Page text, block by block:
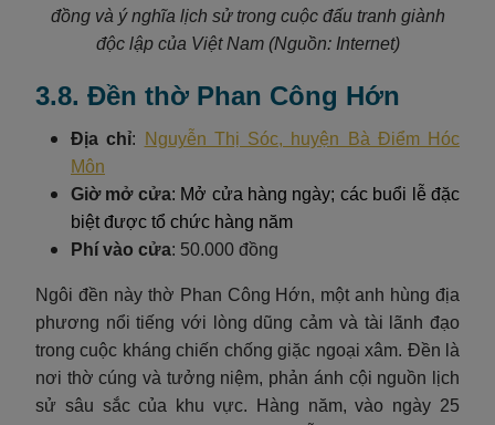
đồng và ý nghĩa lịch sử trong cuộc đấu tranh giành
độc lập của Việt Nam (Nguồn: Internet)
3.8. Đền thờ Phan Công Hớn
Địa chỉ:
Nguyễn Thị Sóc, huyện Bà Điểm Hóc
Môn
Giờ mở cửa: Mở cửa hàng ngày; các buổi lễ đặc
biệt được tổ chức hàng năm
Phí vào cửa: 50.000 đồng
Ngôi đền này thờ Phan Công Hớn, một anh hùng địa
phương nổi tiếng với lòng dũng cảm và tài lãnh đạo
trong cuộc kháng chiến chống giặc ngoại xâm. Đền là
nơi thờ cúng và tưởng niệm, phản ánh cội nguồn lịch
sử sâu sắc của khu vực. Hàng năm, vào ngày 25